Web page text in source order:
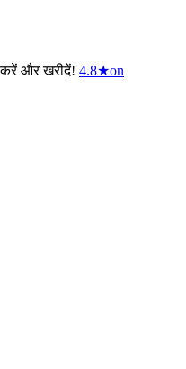
और खरीदें! 4.8★on